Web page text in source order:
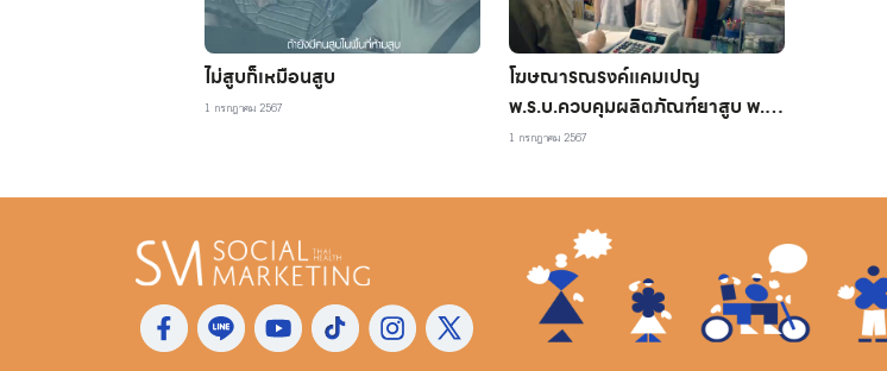
ไม่สูบก็เหมือนสูบ
1 กรกฎาคม 2567
โฆษณารณรงค์แคมเปญ
พ.ร.บ.ควบคุมผลิตภัณฑ์ยาสูบ พ.ศ.
2560 ชุดสูบก่อน 20 ปี
1 กรกฎาคม 2567